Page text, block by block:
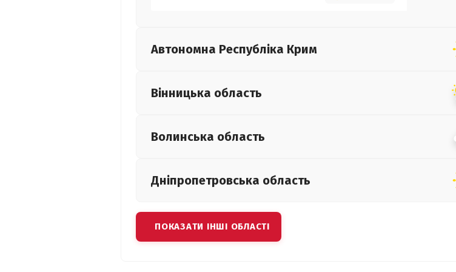
Автономна Республіка Крим
Вінницька область
Волинська область
Дніпропетровська область
ПОКАЗАТИ ІНШІ ОБЛАСТІ